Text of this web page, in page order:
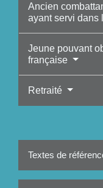
Ancien
ayant servi dans
Jeune pouvant
française
Retraité
Textes de